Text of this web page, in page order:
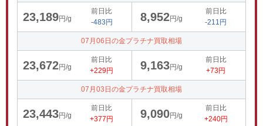
23,189円/g
前日比
-483円
8,952円/g
前日比
-211円
07月06日の金プラチナ買取相場
23,672円/g
前日比
+229円
9,163円/g
前日比
+73円
07月03日の金プラチナ買取相場
23,443円/g
前日比
+377円
9,090円/g
前日比
+240円